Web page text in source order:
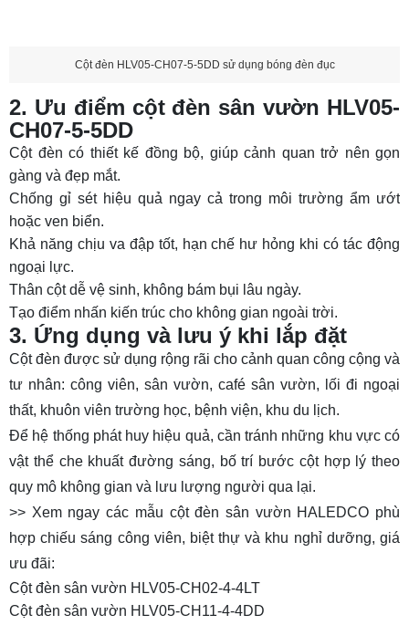
Cột đèn HLV05-CH07-5-5DD sử dụng bóng đèn đục
2. Ưu điểm cột đèn sân vườn HLV05-
CH07-5-5DD
Cột đèn có thiết kế đồng bộ, giúp cảnh quan trở nên gọn
gàng và đẹp mắt.
Chống gỉ sét hiệu quả ngay cả trong môi trường ẩm ướt
hoặc ven biển.
Khả năng chịu va đập tốt, hạn chế hư hỏng khi có tác động
ngoại lực.
Thân cột dễ vệ sinh, không bám bụi lâu ngày.
Tạo điểm nhấn kiến trúc cho không gian ngoài trời.
3. Ứng dụng và lưu ý khi lắp đặt
Cột đèn được sử dụng rộng rãi cho cảnh quan công cộng và
tư nhân: công viên, sân vườn, café sân vườn, lối đi ngoại
thất, khuôn viên trường học, bệnh viện, khu du lịch.
Để hệ thống phát huy hiệu quả, cần tránh những khu vực có
vật thể che khuất đường sáng, bố trí bước cột hợp lý theo
quy mô không gian và lưu lượng người qua lại.
>> Xem ngay các mẫu cột đèn sân vườn HALEDCO phù
hợp chiếu sáng công viên, biệt thự và khu nghỉ dưỡng, giá
ưu đãi:
Cột đèn sân vườn HLV05-CH02-4-4LT
Cột đèn sân vườn HLV05-CH11-4-4DD